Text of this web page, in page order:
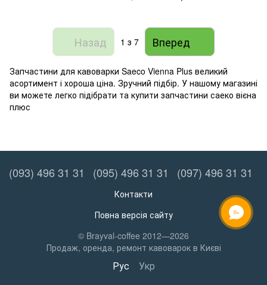
Назад 1 з 7 Вперед
Запчастини для кавоварки Saeco Vienna Plus великий
асортимент і хороша ціна. Зручний підбір. У нашому магазині
ви можете легко підібрати та купити запчастини саеко вієна
плюс
(093) 496 31 31 (095) 496 31 31 (097) 496 31 31
Контакти
Повна версія сайту
© Brayval-coffee 2012—2026
Продаж, оренда, ремонт кавоварок в Києві
Рус Укр
ОНЛАЙН ЧАТ